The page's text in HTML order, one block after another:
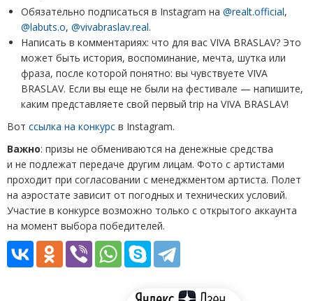
Обязательно подписаться в Instagram на @realt.official,
@labuts.o, @vivabraslav.real.
Написать в комментариях: что для вас VIVA BRASLAV? Это
может быть история, воспоминание, мечта, шутка или
фраза, после которой понятно: вы чувствуете VIVA
BRASLAV. Если вы еще не были на фестивале — напишите,
каким представляете свой первый trip на VIVA BRASLAV!
Вот ссылка на конкурс в Instagram.
Важно: призы не обмениваются на денежные средства
и не подлежат передаче другим лицам. Фото с артистами
проходит при согласовании с менеджментом артиста. Полет
на аэростате зависит от погодных и технических условий.
Участие в конкурсе возможно только с открытого аккаунта
на момент выбора победителей.